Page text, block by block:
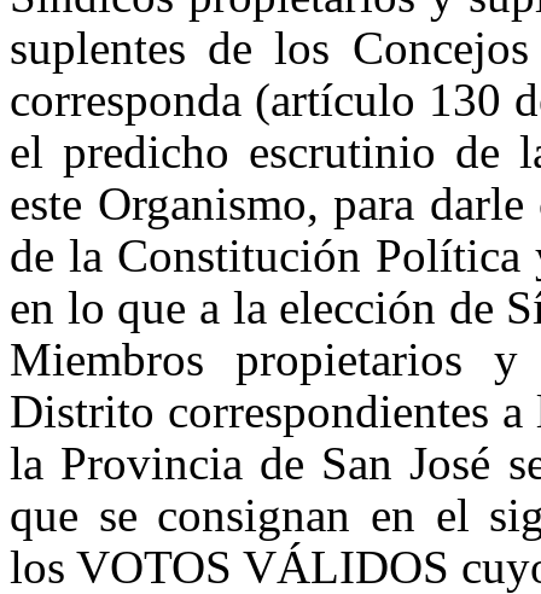
suplentes de los
corresponda (artículo 130
el predicho escrutinio de
este Organismo, para
de la Constitución
en lo que a la elección de
Miembros propietarios
Distrito correspondientes
la Provincia de San José
que se consignan en el
los VOTOS VÁLIDOS